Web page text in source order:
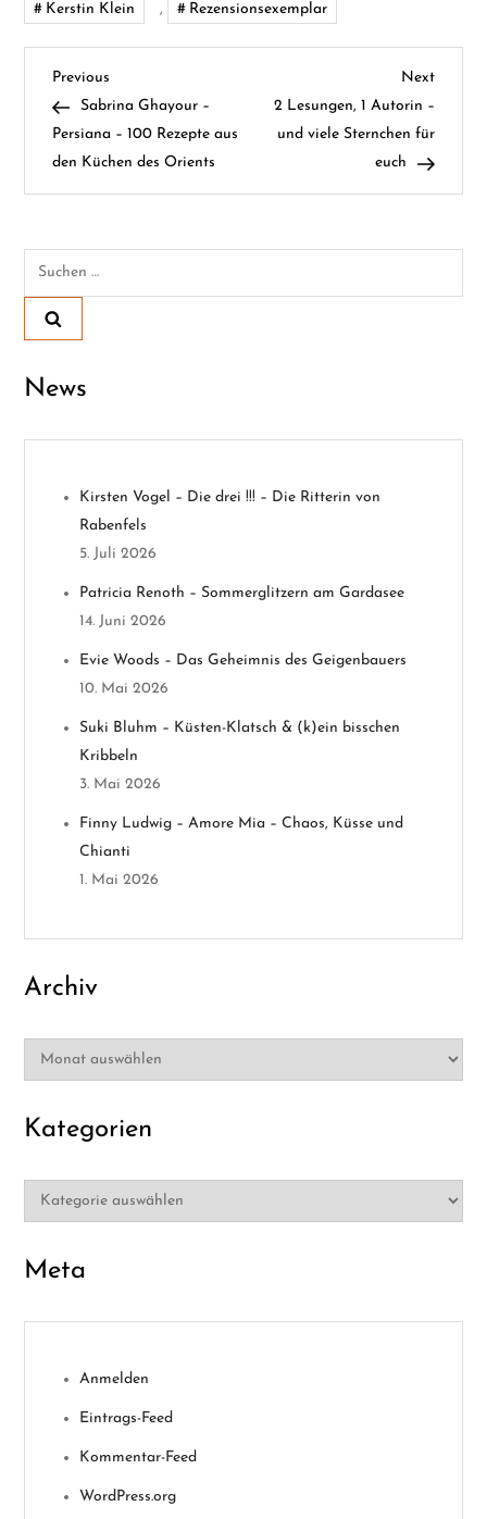
Kerstin Klein
, Rezensionsexemplar
B
e
r
a
g
g
Previous
Post
Previous
Sabrina Ghayour –
Persiana – 100 Rezepte aus
den Küchen des Orients
Next
Post
Next
2 Lesungen, 1 Autorin –
und viele Sternchen für
euch
Suchen
News
Kirsten Vogel – Die drei !!! – Die Ritterin von
Rabenfels
5. Juli 2026
Patricia Renoth – Sommerglitzern am Gardasee
14. Juni 2026
Evie Woods – Das Geheimnis des Geigenbauers
10. Mai 2026
Suki Bluhm – Küsten-Klatsch & (k)ein bisschen
Kribbeln
3. Mai 2026
Finny Ludwig – Amore Mia – Chaos, Küsse und
Chianti
1. Mai 2026
Archiv
Archiv
Kategorien
Kategorien
Meta
Anmelden
Eintrags-Feed
Kommentar-Feed
WordPress.org